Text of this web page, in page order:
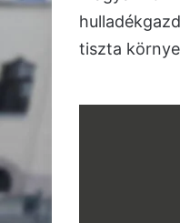
tiszta